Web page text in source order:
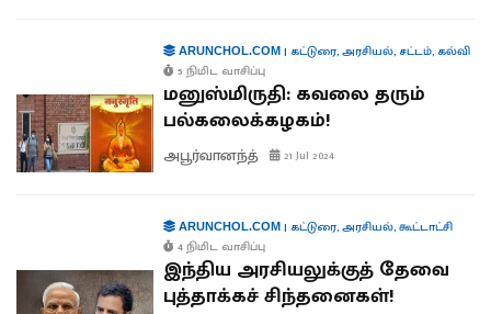
ARUNCHOL.COM| கட்டுரை,அரசியல், சட்டம், கல்வி
5 நிமிட வாசிப்பு
மனுஸ்மிருதி: கவலை தரும்
பல்கலைக்கழகம்!
அபூர்வானந்த் 21 Jul 2024
ARUNCHOL.COM| கட்டுரை,அரசியல்,கூட்டாட்சி
4 நிமிட வாசிப்பு
இந்திய அரசியலுக்குத் தேவை
புத்தாக்கச் சிந்தனைகள்!